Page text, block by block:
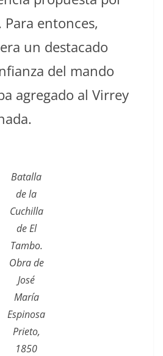
entonces,
un destacado
del mando
agregado al Virrey
Batalla
de la
Cuchilla
de El
Tambo.
Obra de
José
María
Espinosa
Prieto,
1850